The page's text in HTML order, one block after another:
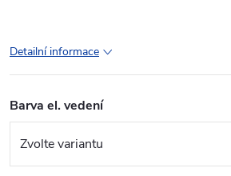
Detailní informace
Barva el. vedení